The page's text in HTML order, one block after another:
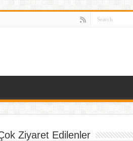
Ziyaret Edilenler